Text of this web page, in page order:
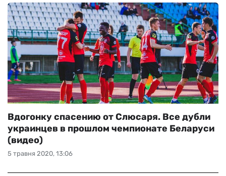
5 травня 2020, 13:06
Вдогонку спасению от Слюсаря. Все дубли
украинцев в прошлом чемпионате Беларуси
(видео)